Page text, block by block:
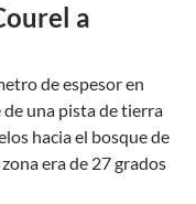
a
de espesor en
una pista de tierra
hacia el bosque de
era de 27 grados